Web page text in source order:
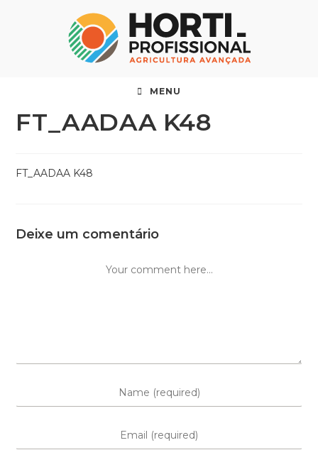
MENU
FT_AADAA K48
FT_AADAA K48
Deixe um comentário